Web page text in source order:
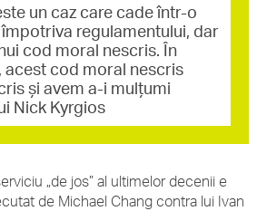
un caz care cade într-o
regulamentului, dar
cod moral nescris. În
acest cod moral nescris
și avem a-i mulțumi
Nick Kyrgios
„de jos” al ultimelor decenii e
de Michael Chang contra lui Ivan